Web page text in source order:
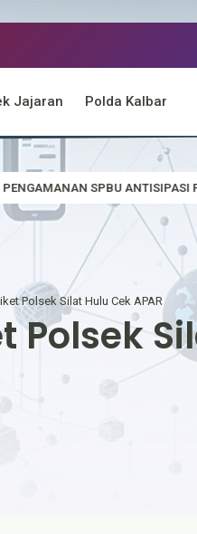
Jajaran Polda Kalbar
BBM SPBB
Polsek Silat Hulu Cek APAR
Polsek